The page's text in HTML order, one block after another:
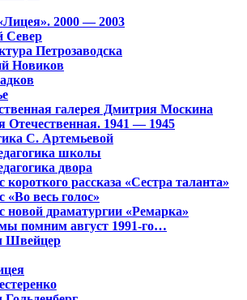
2000 — 2003
Север
Петрозаводска
Новиков
галерея Дмитрия Москина
Отечественная. 1941 — 1945
С. Артемьевой
школы
двора
короткого рассказа «Сестра таланта»
«Во весь голос»
новой драматургии «Ремарка»
помним август 1991-го…
Швейцер